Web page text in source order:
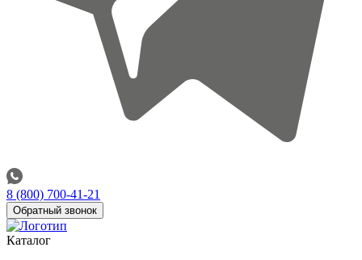
8 (800) 700-41-21
Обратный звонок
Каталог